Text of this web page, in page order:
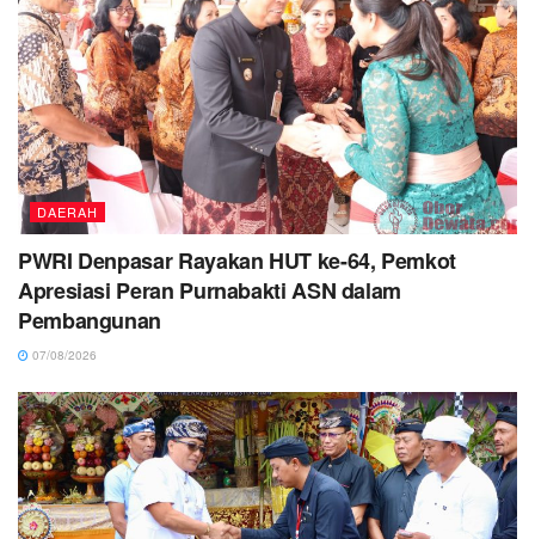
DAERAH
PWRI Denpasar Rayakan HUT ke-64, Pemkot
Apresiasi Peran Purnabakti ASN dalam
Pembangunan
07/08/2026